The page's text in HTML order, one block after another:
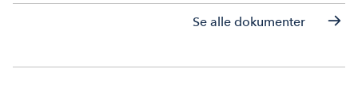
serveringSe alle dokumenter